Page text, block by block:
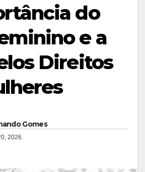
do
e a
Direitos
Gomes
2026